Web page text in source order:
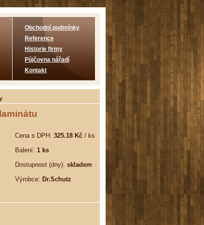
Cena s DPH: 325.18 Kč / ks
Balení: 1 ks
Dostupnost (dny): skladem
Výrobce: Dr.Schutz
Obchodní podmínky
Reference
Historie firmy
Půjčovna nářadí
Kontakt